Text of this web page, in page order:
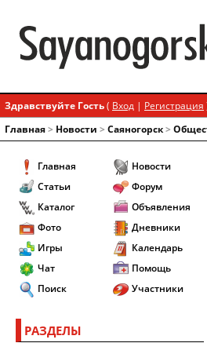
Здравствуйте Гость( Вход | Регистрация
Главная> Новости > Cаяногорск>
Главная
Статьи
Каталог
Фото
Игры
Чат
Поиск
Новости
Форум
Объявления
Дневники
Календарь
Помощь
Участники
РАЗДЕЛЫ